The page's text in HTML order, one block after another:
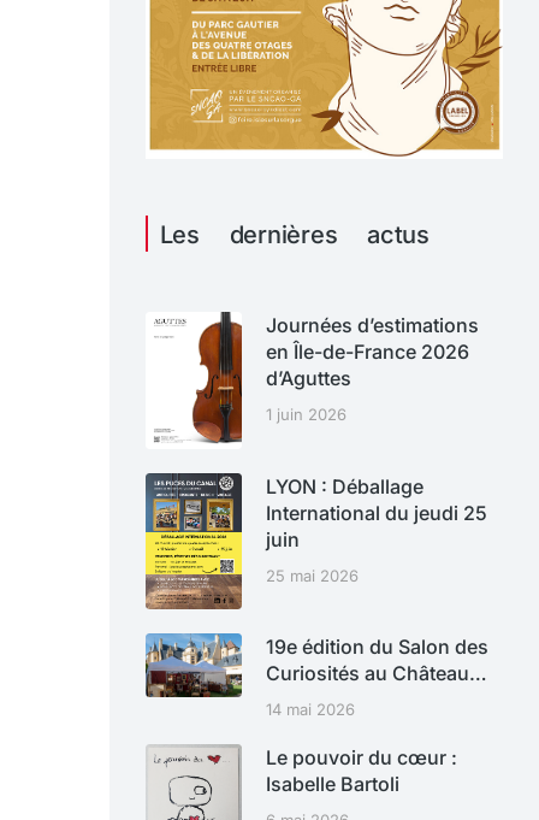
Les dernières actus
Journées d’estimations
en Île-de-France 2026
d’Aguttes
1 juin 2026
LYON : Déballage
International du jeudi 25
juin
25 mai 2026
19e édition du Salon des
Curiosités au Château…
14 mai 2026
Le pouvoir du cœur :
Isabelle Bartoli